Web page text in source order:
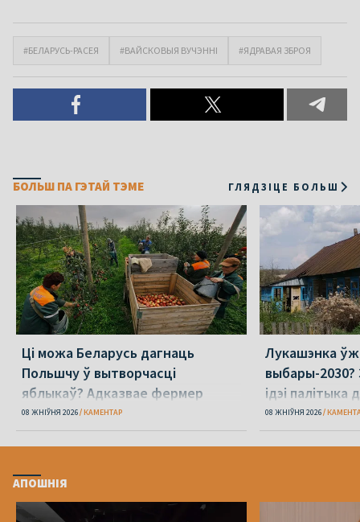
#БЕЛАРУСЬ-РАСЕЯ #ВАЙСКОВЫЯ ВУЧЭННІ #ЯДРАВАЯ ЗБРОЯ
БОЛЬШ ПА ГЭТАЙ ТЭМЕ ГЛЯДЗІЦЕ БОЛЬШ
Ці можа Беларусь дагнаць
Польшчу ў вытворчасці
яблыкаў? Адказвае фермер
08 ЖНІЎНЯ 2026 КАМЕНТАР
Лукашэнка
выбары-
ідэі палітыка
08 ЖНІЎНЯ 2026
АПОШНІЯ